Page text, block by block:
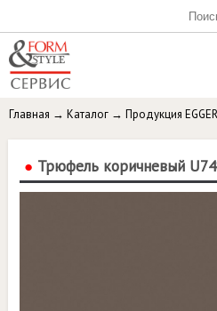
Главная → Каталог → Продукция EGGER
● Трюфель коричневый